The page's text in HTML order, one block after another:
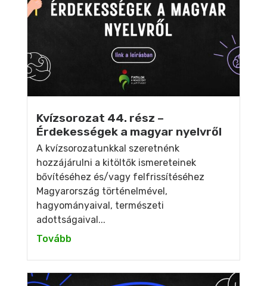
Kvízsorozat 44. rész –
Érdekességek a magyar nyelvről
A kvízsorozatunkkal szeretnénk
hozzájárulni a kitöltők ismereteinek
bővítéséhez és/vagy felfrissítéséhez
Magyarország történelmével,
hagyományaival, természeti
adottságaival...
Tovább